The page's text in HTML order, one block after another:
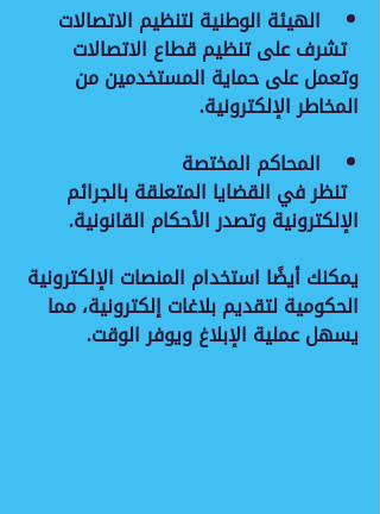
الهيئة الوطنية لتنظيم الاتصالات
  تشرف على تنظيم قطاع الاتصالات
وتعمل على حماية المستخدمين من
المخاطر الإلكترونية.
المحاكم المختصة
  تنظر في القضايا المتعلقة بالجرائم
الإلكترونية وتصدر الأحكام القانونية.
يمكنك أيضًا استخدام المنصات الإلكترونية
الحكومية لتقديم بلاغات إلكترونية، مما
يسهل عملية الإبلاغ ويوفر الوقت.